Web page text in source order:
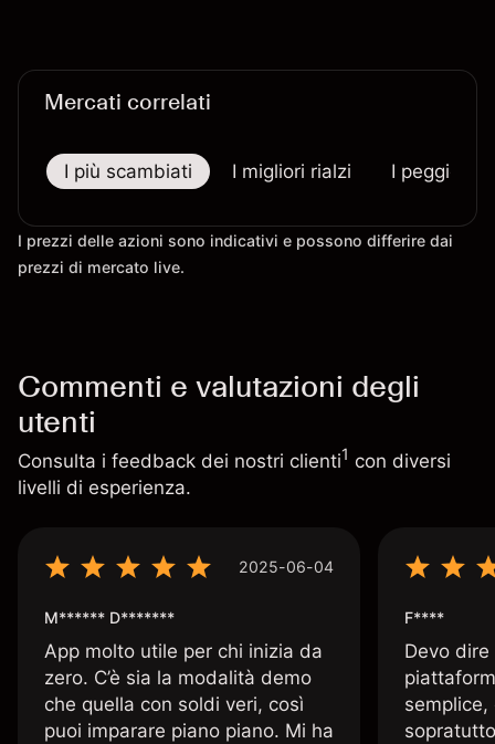
Mercati correlati
I più scambiati I migliori rialzi I peggiori
I prezzi delle azioni sono indicativi e possono differire dai
prezzi di mercato live.
Commenti e valutazioni degli
utenti
Consulta i feedback dei nostri clienti1 con diversi
livelli di esperienza.
2025-06-04
M****** D*******
App molto utile per chi inizia da
zero. C’è sia la modalità demo
che quella con soldi veri, così
puoi imparare piano piano. Mi ha
F****
Devo